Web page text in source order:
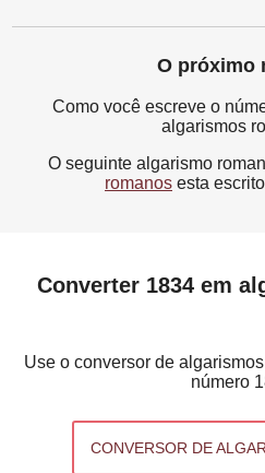
O próximo
Como você escreve o
algarismos
O seguinte algarismo
romanos esta
Converter 1834 em
Use o conversor de
número
CONVERSOR DE